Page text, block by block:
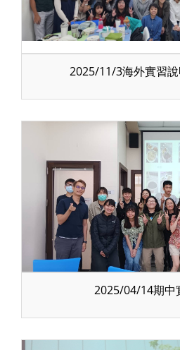
2025/11/3海外實習
2025/04/14期中